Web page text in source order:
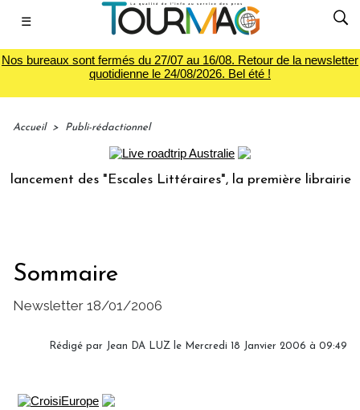
☰
Nos bureaux sont fermés du 27/07 au 16/08. Retour de la newsletter
quotidienne le 24/08/2026. Bel été !
Accueil > Publi-rédactionnel
des "Escales Littéraires", la première librairie du
Sommaire
Newsletter 18/01/2006
Rédigé par Jean DA LUZ le Mercredi 18 Janvier 2006 à 09:49